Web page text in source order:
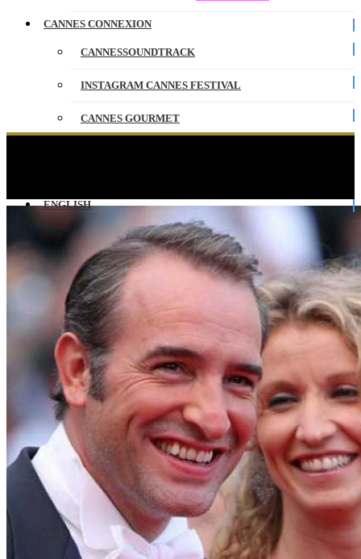
CANNES CONNEXION
CANNESSOUNDTRACK
INSTAGRAM CANNES FESTIVAL
CANNES GOURMET
ENGLISH